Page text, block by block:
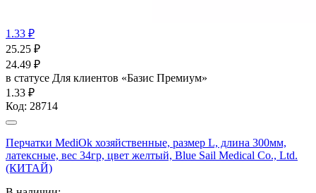
1.33 ₽
25.25 ₽
24.49 ₽
в статусе Для клиентов «Базис Премиум»
1.33 ₽
Код: 28714
Перчатки MediOk хозяйственные, размер L, длина 300мм,
латексные, вес 34гр, цвет желтый, Blue Sail Medical Co., Ltd.
(КИТАЙ)